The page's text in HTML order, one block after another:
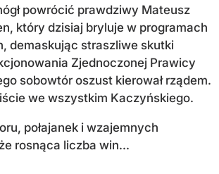
powrócić prawdziwy Mateusz
który dzisiaj bryluje w programach
demaskując straszliwe skutki
Zjednoczonej Prawicy
sobowtór oszust kierował rządem.
we wszystkim Kaczyńskiego.
połajanek i wzajemnych
rosnąca liczba win...